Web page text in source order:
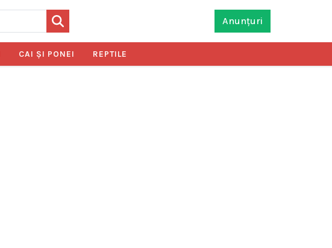
Anunțuri
CAI ŞI PONEI REPTILE